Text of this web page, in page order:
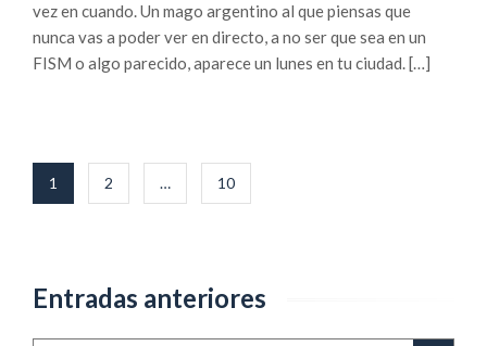
vez en cuando. Un mago argentino al que piensas que
nunca vas a poder ver en directo, a no ser que sea en un
FISM o algo parecido, aparece un lunes en tu ciudad. […]
Navegación
de
1 2 … 10
Entradas anteriores